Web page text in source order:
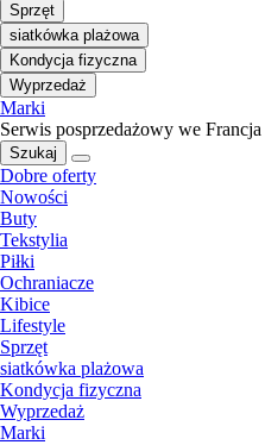
Sprzęt
siatkówka plażowa
Kondycja fizyczna
Wyprzedaż
Marki
Serwis posprzedażowy we Francja
Szukaj
Dobre oferty
Nowości
Buty
Tekstylia
Piłki
Ochraniacze
Kibice
Lifestyle
Sprzęt
siatkówka plażowa
Kondycja fizyczna
Wyprzedaż
Marki